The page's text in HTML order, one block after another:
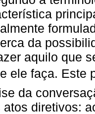
da
aquilo que
ele faça. Este
da
atos diretivos: